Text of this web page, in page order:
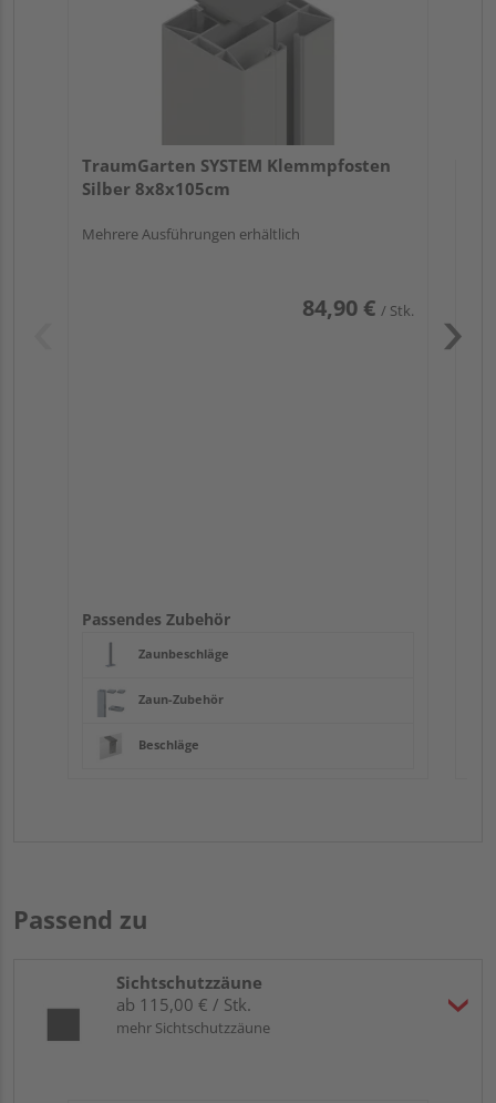
TraumGarten SYSTEM Klemmpfosten
Silber 8x8x105cm
Mehrere Ausführungen erhältlich
84,90 € / Stk.
Passendes Zubehör
Zaunbeschläge
Zaun-Zubehör
Beschläge
Passend zu
Sichtschutzzäune
ab 115,00 € / Stk.
mehr Sichtschutzzäune